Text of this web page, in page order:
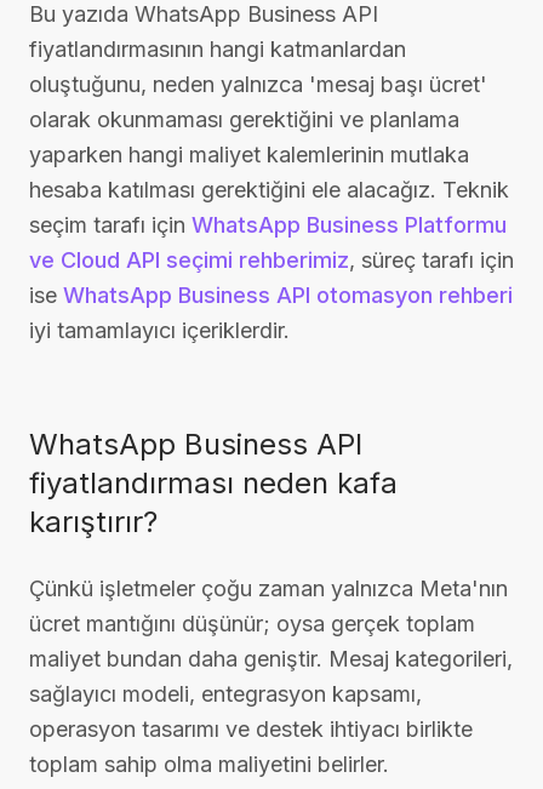
Bu yazıda WhatsApp Business API
fiyatlandırmasının hangi katmanlardan
oluştuğunu, neden yalnızca 'mesaj başı ücret'
olarak okunmaması gerektiğini ve planlama
yaparken hangi maliyet kalemlerinin mutlaka
hesaba katılması gerektiğini ele alacağız. Teknik
seçim tarafı için WhatsApp Business Platformu
ve Cloud API seçimi rehberimiz, süreç tarafı için
ise WhatsApp Business API otomasyon rehberi
iyi tamamlayıcı içeriklerdir.
WhatsApp Business API
fiyatlandırması neden kafa
karıştırır?
Çünkü işletmeler çoğu zaman yalnızca Meta'nın
ücret mantığını düşünür; oysa gerçek toplam
maliyet bundan daha geniştir. Mesaj kategorileri,
sağlayıcı modeli, entegrasyon kapsamı,
operasyon tasarımı ve destek ihtiyacı birlikte
toplam sahip olma maliyetini belirler.